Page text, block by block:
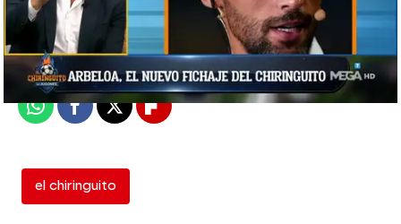
mega
Madrid
Publicado: 05 de febrero de 2019, 02:43
WhatsappFacebook
X Flipboard
el chiringuito